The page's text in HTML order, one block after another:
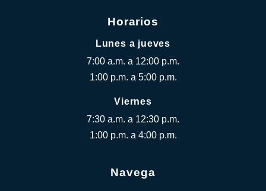
Horarios
Lunes a jueves
7:00 a.m. a 12:00 p.m.
1:00 p.m. a 5:00 p.m.
Viernes
7:30 a.m. a 12:30 p.m.
1:00 p.m. a 4:00 p.m.
Navega